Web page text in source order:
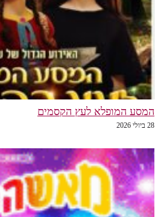
המסע המופלא לעץ הקסמים
28 ביולי 2026